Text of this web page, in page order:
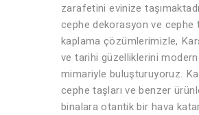
zarafetini evinize
cephe dekorasyon ve cephe
kaplama çözümlerimizle,
ve tarihi güzelliklerini modern
mimariyle buluşturuyoruz.
cephe taşları ve benzer
binalara otantik bir hava